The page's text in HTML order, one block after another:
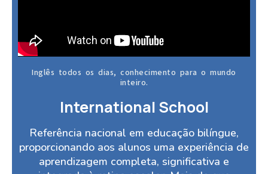
Inglês todos os dias, conhecimento para o mundo
inteiro.
International School
Referência nacional em educação bilíngue,
proporcionando aos alunos uma experiência de
aprendizagem completa, significativa e